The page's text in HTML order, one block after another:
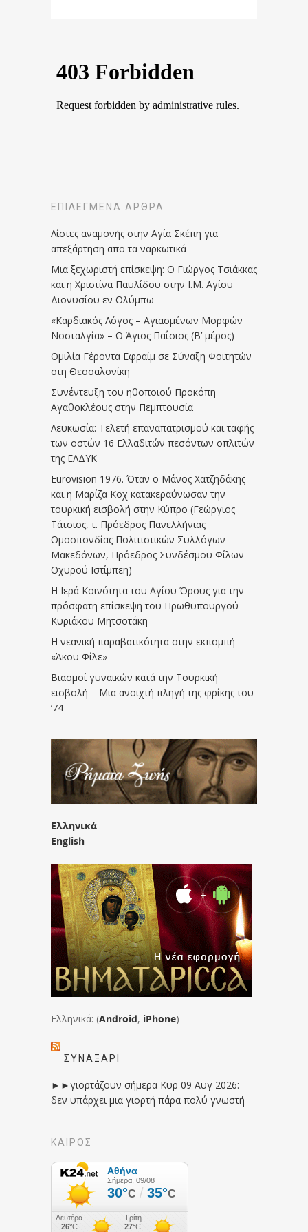
ΕΠΙΛΕΓΜΈΝΑ ΆΡΘΡΑ
Λίστες αναμονής στην Αγία Σκέπη για
απεξάρτηση απο τα ναρκωτικά
Μια ξεχωριστή επίσκεψη: Ο Γιώργος Τσιάκκας
και η Χριστίνα Παυλίδου στην Ι.Μ. Αγίου
Διονυσίου εν Ολύμπω
«Καρδιακός Λόγος – Αγιασμένων Μορφών
Νοσταλγία» – Ο Άγιος Παΐσιος (Β’ μέρος)
Ομιλία Γέροντα Εφραίμ σε Σύναξη Φοιτητών
στη Θεσσαλονίκη
Συνέντευξη του ηθοποιού Προκόπη
Αγαθοκλέους στην Πεμπτουσία
Λευκωσία: Τελετή επαναπατρισμού και ταφής
των οστών 16 Ελλαδιτών πεσόντων οπλιτών
της ΕΛΔΥΚ
Eurovision 1976. Όταν ο Μάνος Χατζηδάκης
και η Μαρίζα Κοχ κατακεραύνωσαν την
τουρκική εισβολή στην Κύπρο (Γεώργιος
Τάτσιος, τ. Πρόεδρος Πανελλήνιας
Ομοσπονδίας Πολιτιστικών Συλλόγων
Μακεδόνων, Πρόεδρος Συνδέσμου Φίλων
Οχυρού Ιστίμπεη)
Η Ιερά Κοινότητα του Αγίου Όρους για την
πρόσφατη επίσκεψη του Πρωθυπουργού
Κυριάκου Μητσοτάκη
Η νεανική παραβατικότητα στην εκπομπή
«Άκου Φίλε»
Βιασμοί γυναικών κατά την Τουρκική
εισβολή – Μια ανοιχτή πληγή της φρίκης του
’74
Ελληνικά
English
Ελληνικά: (Android, iPhone)
ΣΥΝΑΞΆΡΙ
►►γιορτάζουν σήμερα Κυρ 09 Αυγ 2026:
δεν υπάρχει μια γιορτή πάρα πολύ γνωστή
ΚΑΙΡΟΣ